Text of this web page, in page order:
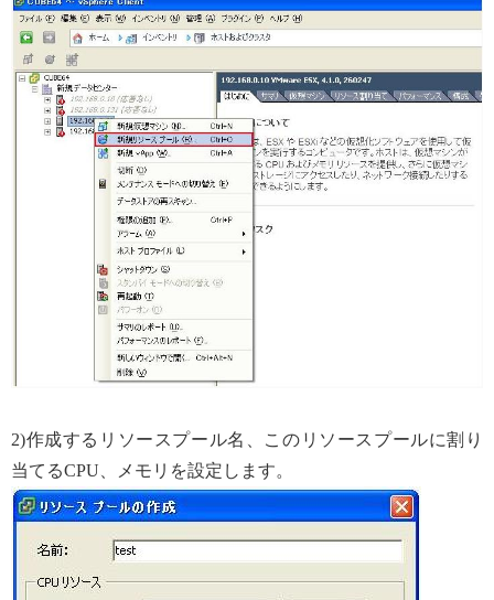
2)作成するリソースプール名、このリソースプールに割り
当てるCPU、メモリを設定します。